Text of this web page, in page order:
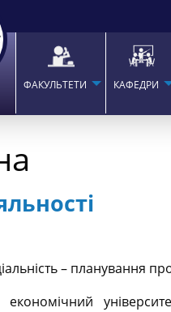
ФАКУЛЬТЕТИ КАФЕДРИ
– планування